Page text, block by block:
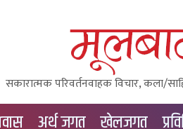
सकारात्मक परिवर्तनवाहक विचार, कला/
अर्थ जगत खेलजगत